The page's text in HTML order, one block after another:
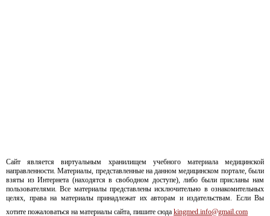
Сайт является виртуальным хранилищем учебного материала медицинской
направленности. Материалы, представленные на данном медицинском портале, были
взяты из Интернета (находятся в свободном доступе), либо были присланы нам
пользователями. Все материалы представлены исключительно в ознакомительных
целях, права на материалы принадлежат их авторам и издательствам. Если Вы
хотите пожаловаться на материалы сайта, пишите сюда kingmed.info@gmail.com